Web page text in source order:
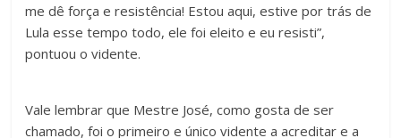
me dê força e resistência! Estou aqui, estive por trás de
Lula esse tempo todo, ele foi eleito e eu resisti”,
pontuou o vidente.
Vale lembrar que Mestre José, como gosta de ser
chamado, foi o primeiro e único vidente a acreditar e a